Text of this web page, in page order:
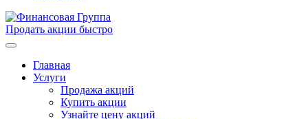
Продать акции быстро
Главная
Услуги
Продажа акций
Купить акции
Узнайте цену акций